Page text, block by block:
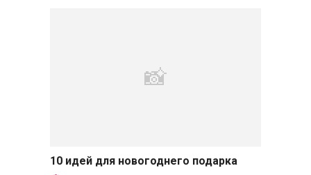
Советы
10 идей для новогоднего подарка